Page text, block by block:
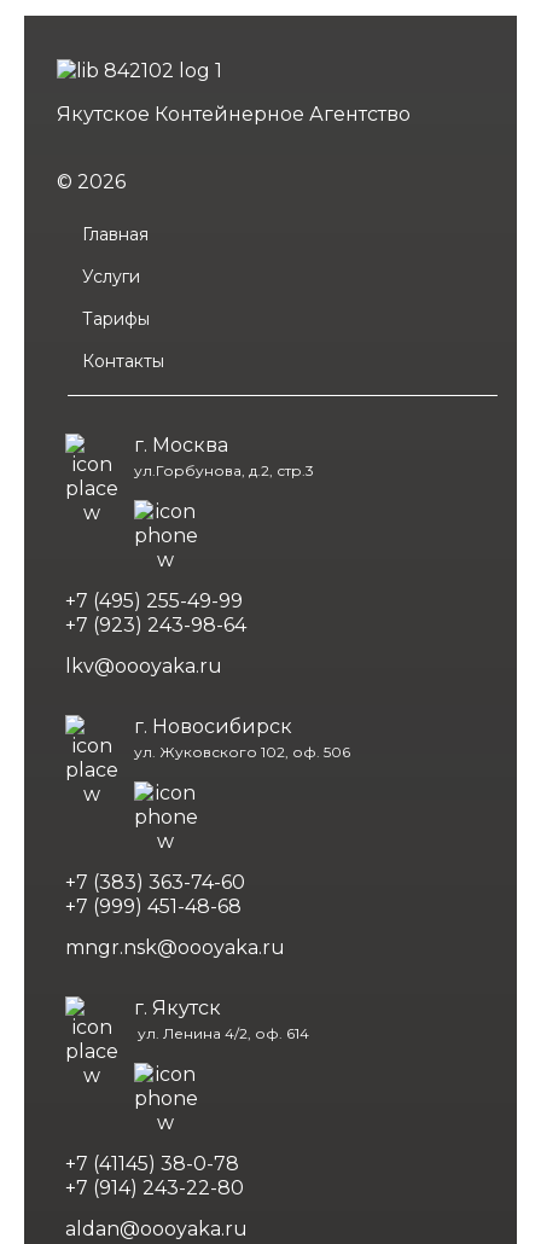
Якутское Контейнерное Агентство
© 2026
Главная
Услуги
Тарифы
Контакты
г. Москва
ул.Горбунова, д.2, стр.3
+7 (495) 255-49-99
+7 (923) 243-98-64
lkv@oooyaka.ru
г. Новосибирск
ул. Жуковского 102, оф. 506
+7 (383) 363-74-60
+7 (999) 451-48-68
mngr.nsk@oooyaka.ru
г. Якутск
ул. Ленина 4/2, оф. 614
+7 (41145) 38-0-78
+7 (914) 243-22-80
aldan@oooyaka.ru